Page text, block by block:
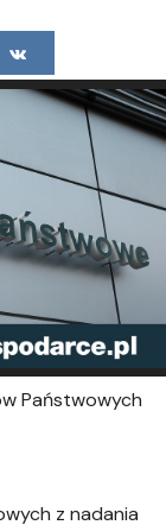
Państwowych
z nadania